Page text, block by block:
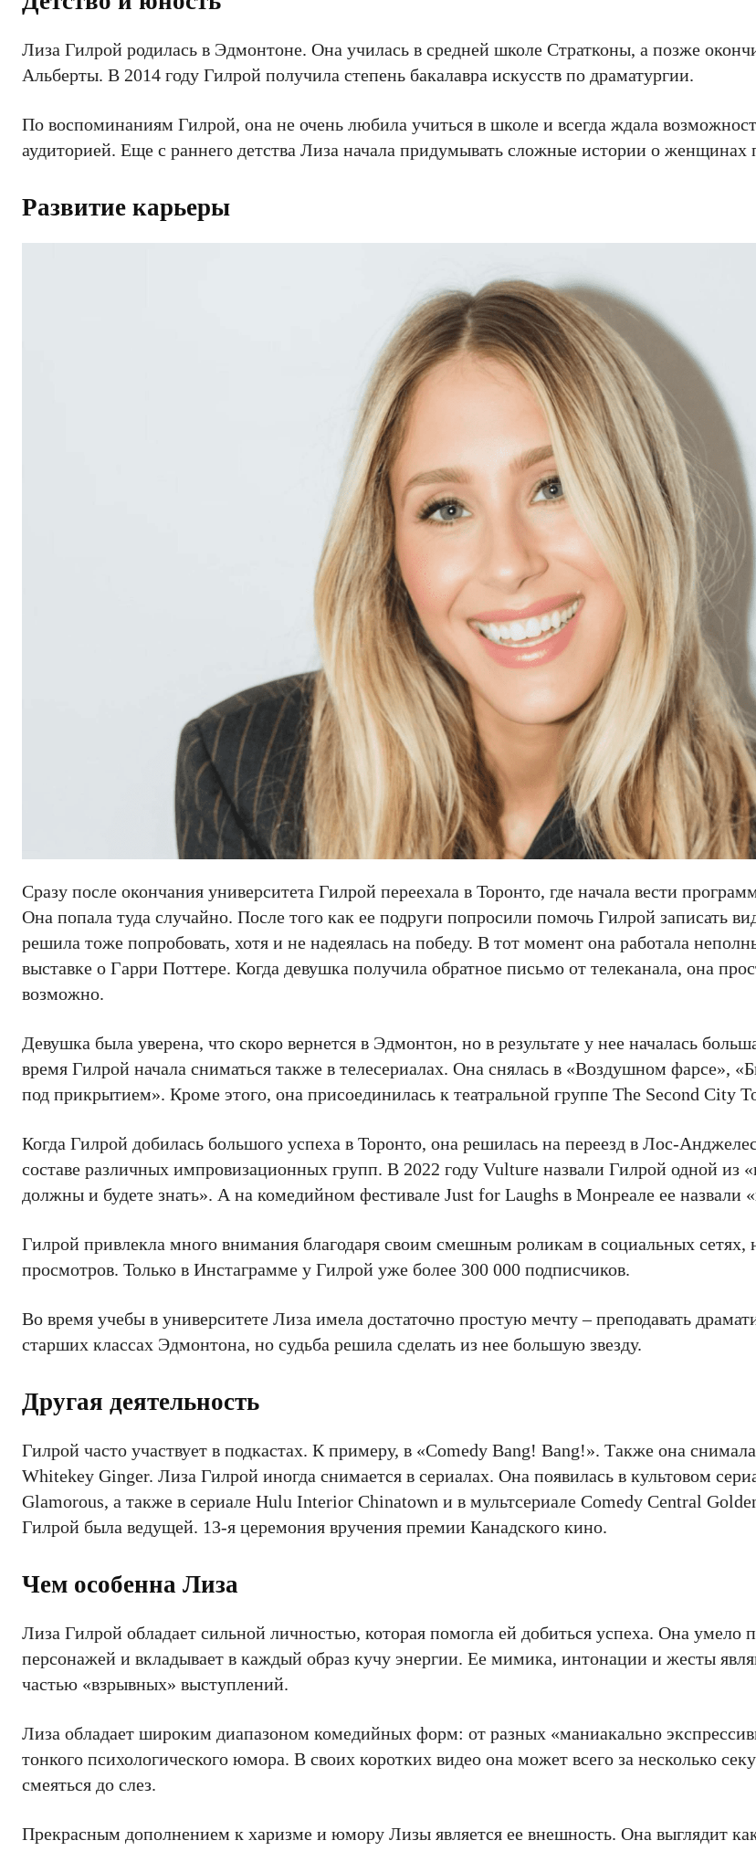
Лиза Гилрой родилась в Эдмонтоне. Она училась в средней школе Стратконы, а позже
Альберты. В 2014 году Гилрой получила степень бакалавра искусств по драматургии.
По воспоминаниям Гилрой, она не очень любила учиться в школе и всегда ждала
аудиторией. Еще с раннего детства Лиза начала придумывать сложные истории о женщинах
Развитие карьеры
Сразу после окончания университета Гилрой переехала в Торонто, где начала вести
Она попала туда случайно. После того как ее подруги попросили помочь Гилрой записать
решила тоже попробовать, хотя и не надеялась на победу. В тот момент она работала
выставке о Гарри Поттере. Когда девушка получила обратное письмо от телеканала, она
возможно.
Девушка была уверена, что скоро вернется в Эдмонтон, но в результате у нее началась
время Гилрой начала сниматься также в телесериалах. Она снялась в «Воздушном фарсе»,
под прикрытием». Кроме этого, она присоединилась к театральной группе The Second City
Когда Гилрой добилась большого успеха в Торонто, она решилась на переезд в Лос-
составе различных импровизационных групп. В 2022 году Vulture назвали Гилрой одной из
должны и будете знать». А на комедийном фестивале Just for Laughs в Монреале ее
Гилрой привлекла много внимания благодаря своим смешным роликам в социальных сетях,
просмотров. Только в Инстаграмме у Гилрой уже более 300 000 подписчиков.
Во время учебы в университете Лиза имела достаточно простую мечту – преподавать
старших классах Эдмонтона, но судьба решила сделать из нее большую звезду.
Другая деятельность
Гилрой часто участвует в подкастах. К примеру, в «Comedy Bang! Bang!». Также она
Whitekey Ginger. Лиза Гилрой иногда снимается в сериалах. Она появилась в культовом
Glamorous, а также в сериале Hulu Interior Chinatown и в мультсериале Comedy Central
Гилрой была ведущей. 13-я церемония вручения премии Канадского кино.
Чем особенна Лиза
Лиза Гилрой обладает сильной личностью, которая помогла ей добиться успеха. Она умело
персонажей и вкладывает в каждый образ кучу энергии. Ее мимика, интонации и жесты
частью «взрывных» выступлений.
Лиза обладает широким диапазоном комедийных форм: от разных «маниакально
тонкого психологического юмора. В своих коротких видео она может всего за несколько
смеяться до слез.
Прекрасным дополнением к харизме и юмору Лизы является ее внешность. Она выглядит